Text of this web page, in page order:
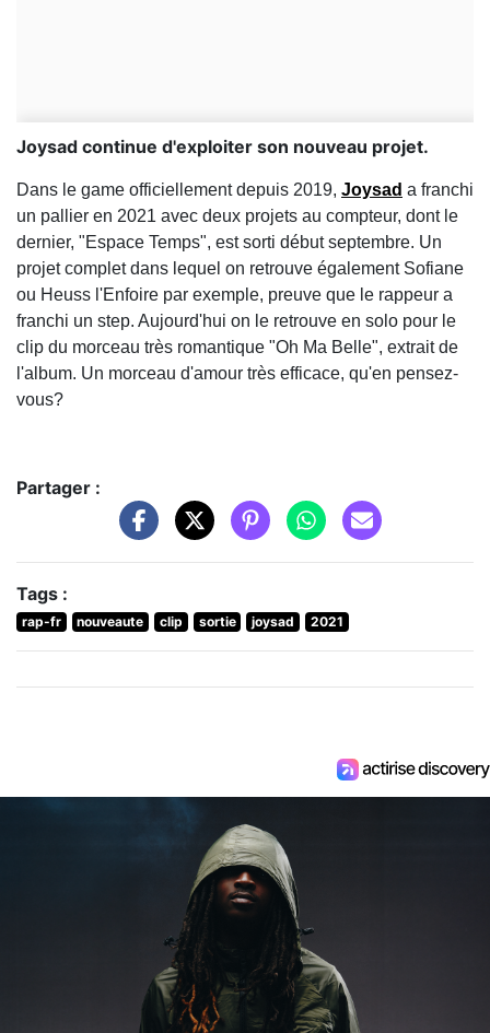
Joysad continue d'exploiter son nouveau projet.
Dans le game officiellement depuis 2019, Joysad a franchi
un pallier en 2021 avec deux projets au compteur, dont le
dernier, "Espace Temps", est sorti début septembre. Un
projet complet dans lequel on retrouve également Sofiane
ou Heuss l'Enfoire par exemple, preuve que le rappeur a
franchi un step. Aujourd'hui on le retrouve en solo pour le
clip du morceau très romantique "Oh Ma Belle", extrait de
l'album. Un morceau d'amour très efficace, qu'en pensez-
vous?
Partager :
Tags :
rap-fr nouveaute clip sortie joysad 2021